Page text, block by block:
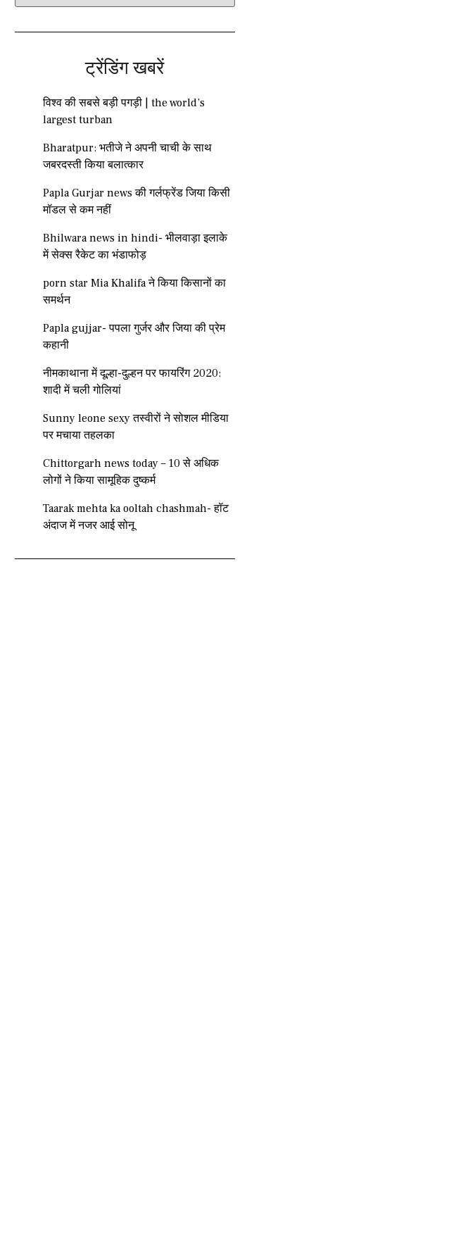
ट्रेंडिंग खबरें
विश्व की सबसे बड़ी पगड़ी | the world’s
largest turban
Bharatpur: भतीजे ने अपनी चाची के साथ
जबरदस्ती किया बलात्कार
Papla Gurjar news की गर्लफ्रेंड जिया किसी
मॉडल से कम नहीं
Bhilwara news in hindi- भीलवाड़ा इलाके
में सेक्स रैकेट का भंडाफोड़
porn star Mia Khalifa ने किया किसानों का
समर्थन
Papla gujjar- पपला गुर्जर और जिया की प्रेम
कहानी
नीमकाथाना में दूल्हा-दुल्हन पर फायरिंग 2020:
शादी में चली गोलियां
Sunny leone sexy तस्वीरों ने सोशल मीडिया
पर मचाया तहलका
Chittorgarh news today – 10 से अधिक
लोगों ने किया सामूहिक दुष्कर्म
Taarak mehta ka ooltah chashmah- हॉट
अंदाज में नजर आई सोनू